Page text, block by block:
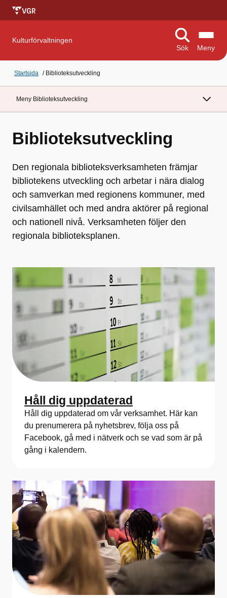
Kulturförvaltningen
Sök
Meny
Startsida / Biblioteksutveckling
Meny Biblioteksutveckling
Biblioteksutveckling
Den regionala biblioteksverksamheten främjar
bibliotekens utveckling och arbetar i nära dialog
och samverkan med regionens kommuner, med
civilsamhället och med andra aktörer på regional
och nationell nivå. Verksamheten följer den
regionala biblioteksplanen.
Håll dig uppdaterad
Håll dig uppdaterad om vår verksamhet. Här kan
du prenumerera på nyhetsbrev, följa oss på
Facebook, gå med i nätverk och se vad som är på
gång i kalendern.